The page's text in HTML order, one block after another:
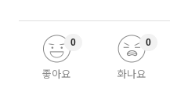
좋아요
0
화나요
0